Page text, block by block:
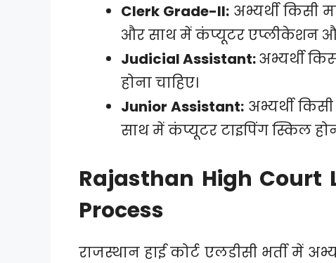
Clerk Grade-II: अभ्यर्थी किसी
और साथ में कंप्यूटर एप्लीकेशन और
Judicial Assistant:अभ्यर्थी
होना चाहिए।
Junior Assistant:अभ्यर्थी किसी
साथ में कंप्यूटर टाइपिंग स्किल
Rajasthan High Court
Process
राजस्थान हाई कोर्ट एलडीसी भर्ती में